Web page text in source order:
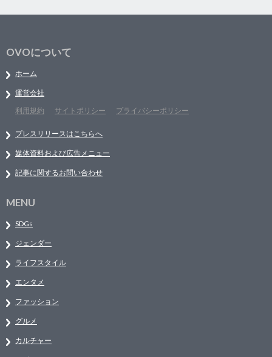
OVOについて
ホーム
運営会社
利用規約
サイトポリシー プライバシーポリシー
プレスリリースはこちらへ
媒体資料および広告メニュー
記事に関するお問い合わせ
MENU
SDGs
ジェンダー
ライフスタイル
エンタメ
ファッション
グルメ
カルチャー